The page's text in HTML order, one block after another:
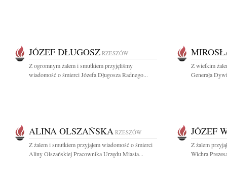
JÓZEF DŁUGOSZ RZESZÓW
Z ogromnym żalem i smutkiem przyjęliśmy
wiadomość o śmierci Józefa Długosza Radnego...
Z wielkim
Generała
ALINA OLSZAŃSKA RZESZÓW
Z żalem i smutkiem przyjąłem wiadomość o śmierci
Aliny Olszańskiej Pracownika Urzędu Miasta...
JÓZEF
Z żalem
Wichra